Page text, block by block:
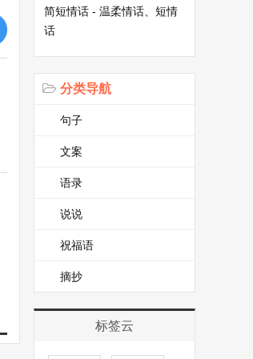
简短情话 - 温柔情话、短情
话
分类导航
句子
文案
语录
说说
祝福语
摘抄
标签云